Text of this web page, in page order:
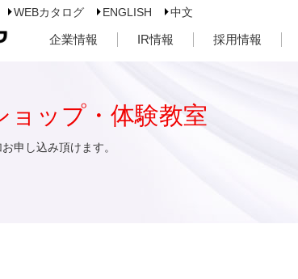
WEBカタログ ENGLISH 中文
企業情報 IR情報 採用情報
ョップ・体験教室
申し込み頂けます。